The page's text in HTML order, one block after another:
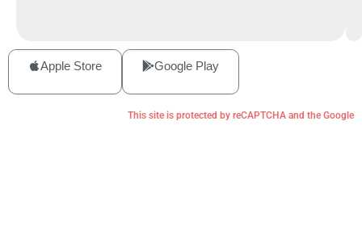
Apple Store Google Play
This site is protected by reCAPTCHA and the Google